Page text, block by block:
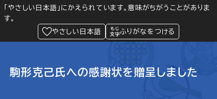
「やさしい日本語」にかえられています。意味がちがうことがありま
す。
やさしい日本語
ふりがなをつける
Language 閲覧支援
緊急情報
駒形克己氏への感謝状を贈呈しました